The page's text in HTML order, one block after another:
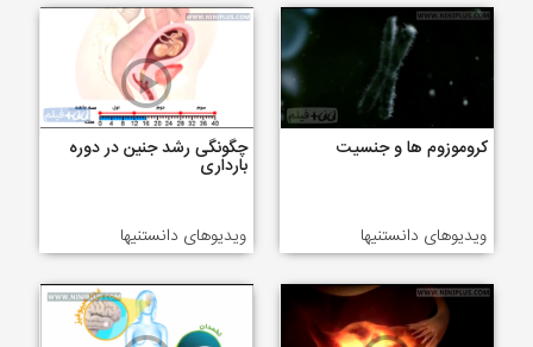
کروموزوم ها و جنسیت
ویدیوهای دانستنیها
چگونگی رشد جنین در دوره
بارداری
ویدیوهای دانستنیها